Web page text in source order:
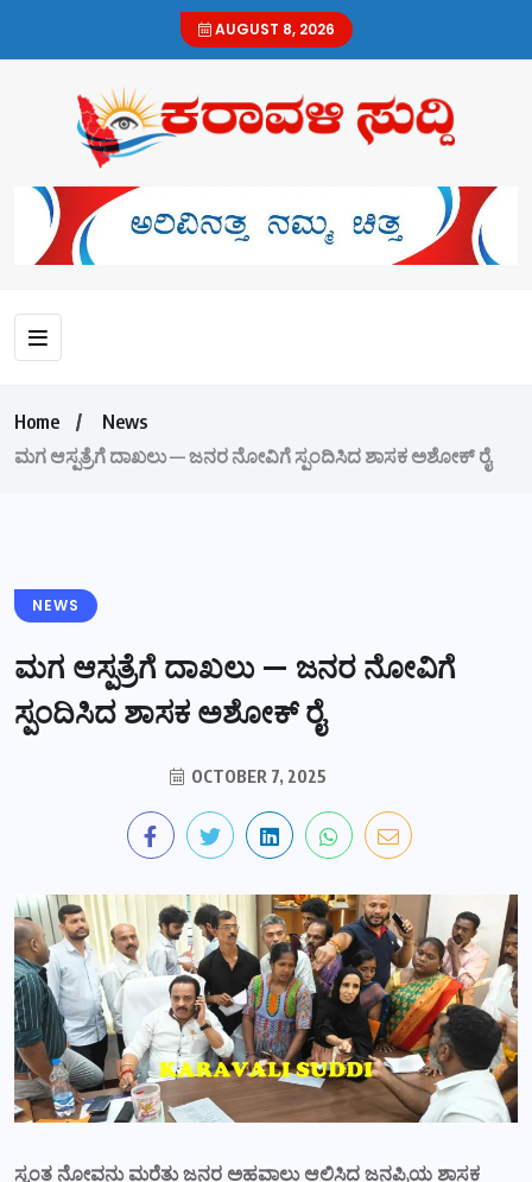
AUGUST 8, 2026
Home
News
ಮಗ ಆಸ್ಪತ್ರೆಗೆ ದಾಖಲು — ಜನರ ನೋವಿಗೆ ಸ್ಪಂದಿಸಿದ ಶಾಸಕ ಅಶೋಕ್ ರೈ
NEWS
ಮಗ ಆಸ್ಪತ್ರೆಗೆ ದಾಖಲು — ಜನರ ನೋವಿಗೆ
ಸ್ಪಂದಿಸಿದ ಶಾಸಕ ಅಶೋಕ್ ರೈ
OCTOBER 7, 2025
ಸ್ವಂತ ನೋವನು ಮರೆತು ಜನರ ಅಹವಾಲು ಆಲಿಸಿದ ಜನಪ್ರಿಯ ಶಾಸಕ